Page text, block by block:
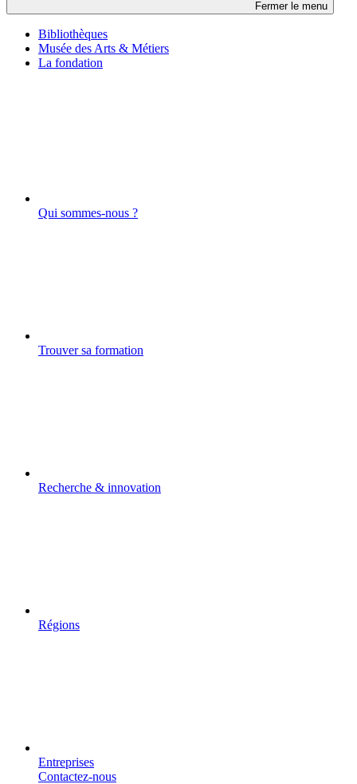
Fermer le menu
Bibliothèques
Musée des Arts & Métiers
La fondation
Qui sommes-nous ?
Trouver sa formation
Recherche & innovation
Régions
Entreprises
Contactez-nous